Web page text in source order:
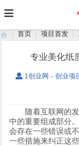
首页
›
项目首发
›
专业美化纸
1创业网 - 创业项
随着互联网的
中的重要组成部分
会存在一些错误或
一些措施来纠正这